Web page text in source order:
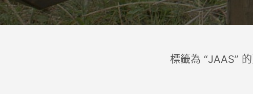
標籤為 “JAAS”